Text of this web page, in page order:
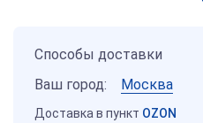
Способы доставки
Ваш город:
Москва
Доставка в пункт OZON